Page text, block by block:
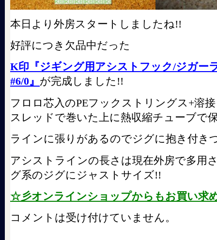
本日より外房スタートしましたね!!
好評につき欠品中だった
K印『ジギング用アシストフック/ジガー
#6/0』 が完成しました!!
フロロ芯入のPEフックストリングス+溶
スレッドで巻いた上に熱収縮チューブで
ラインに張りがあるのでジグに抱き付き
アシストラインの長さは現在外房で多用
グ系のジグにジャストサイズ!!
☆彡オンラインショップからもお買い求
コメントは受け付けていません。